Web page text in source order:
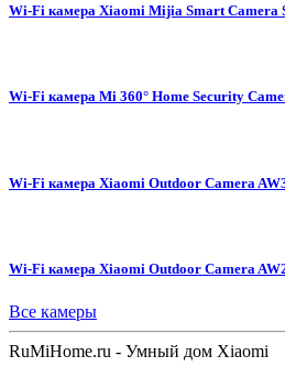
Wi-Fi камера Xiaomi Mijia Smart Camera
Wi-Fi камера Mi 360° Home Security
Wi-Fi камера Xiaomi Outdoor Camera
Wi-Fi камера Xiaomi Outdoor Camera
Все камеры
RuMiHome.ru - Умный дом Xiaomi